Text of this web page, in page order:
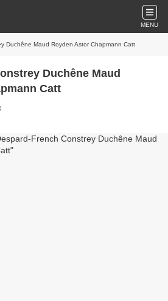
MENU
Duchêne Maud Royden Astor Chapmann Catt
Duchêne Maud
Catt